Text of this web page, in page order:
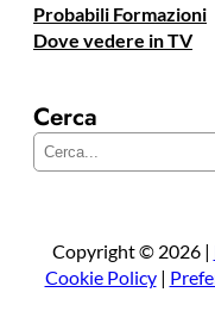
Probabili Formazioni
Dove vedere in TV
Cerca
Copyright © 2026 |
Cookie Policy|